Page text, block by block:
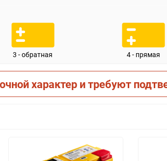
3 - обратная 4 - прямая
характер и требуют